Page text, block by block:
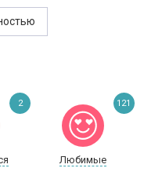
и черной смородины
Ноты апельсина и
и освежающего
из жасмина, пиона,
дополняют и
и легкость цветочных
и ландыша, которые
Любимые
2 121